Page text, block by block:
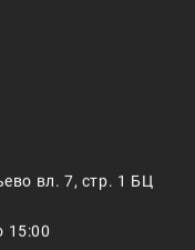
вл. 7, стр. 1 БЦ
15:00